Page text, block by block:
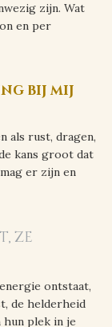
zijn. Wat
en per
bij mij
als rust, dragen,
kans groot dat
er zijn en
ze
ontstaat,
de helderheid
hun plek in je